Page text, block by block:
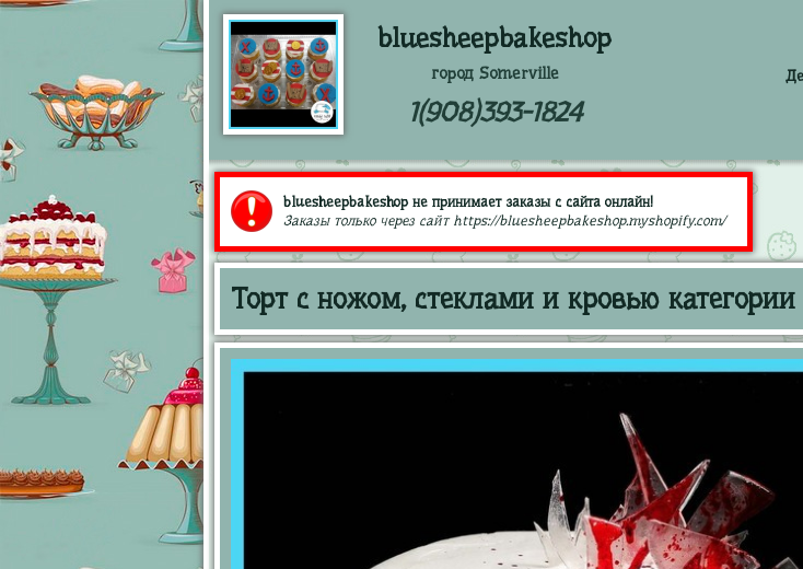
bluesheepbakeshop
город Somerville
1(908)393-1824
bluesheepbakeshop не принимает заказы с сайта онлайн!
Заказы только через сайт https://bluesheepbakeshop.myshopify.com/
Торт с ножом, стеклами и кровью категории